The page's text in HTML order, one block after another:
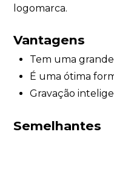
logomarca.
Vantagens
Tem uma
É uma ótima
Gravação
Semelhantes